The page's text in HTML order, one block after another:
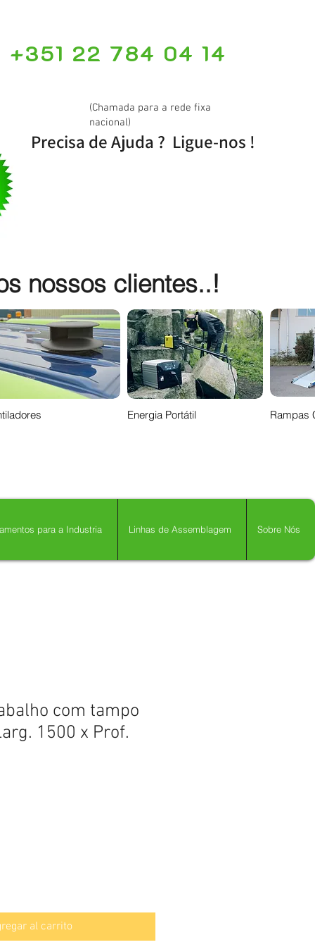
+351 22 784 04 14
(Chamada para a rede fixa
nacional)
Precisa de Ajuda ? Ligue-nos !
nossos clientes..!
Energia Portátil Rampas
para a Industria Linhas de Assemblagem Sobre Nós
com tampo
1500 x Prof.
al carrito